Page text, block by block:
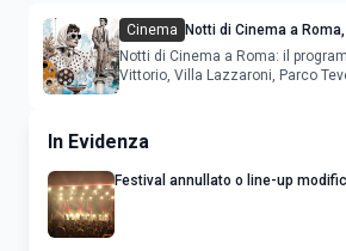
Cinema Notti di Cinema a
Notti di Cinema a Roma: il
Vittorio, Villa Lazzaroni, Parco
In Evidenza
Festival annullato o line-up